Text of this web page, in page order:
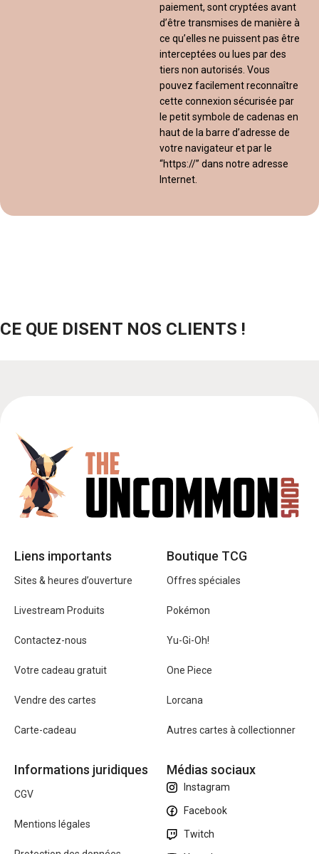
paiement, sont cryptées avant
d’être transmises de manière à
ce qu’elles ne puissent pas être
interceptées ou lues par des
tiers non autorisés. Vous
pouvez facilement reconnaître
cette connexion sécurisée par
le petit symbole de cadenas en
haut de la barre d’adresse de
votre navigateur et par le
“https://” dans notre adresse
Internet.
CE QUE DISENT NOS CLIENTS !
Liens importants
Sites & heures d’ouverture
Livestream Produits
Contactez-nous
Votre cadeau gratuit
Vendre des cartes
Carte-cadeau
Boutique TCG
Offres spéciales
Pokémon
Yu-Gi-Oh!
One Piece
Lorcana
Autres cartes à collectionner
Informations juridiques
CGV
Mentions légales
Médias sociaux
Instagram
Facebook
Twitch